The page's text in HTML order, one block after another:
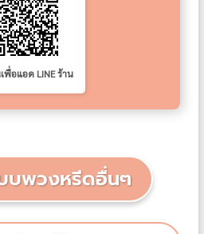
พื่อแอด LINE ร้าน
บพวงหรีดอื่นๆ